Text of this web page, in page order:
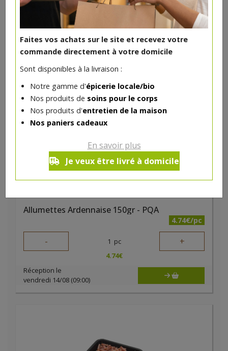
Faites vos achats sur le site et recevez votre
commande directement à votre domicile
Sont disponibles à la livraison :
Notre gamme d'épicerie locale/bio
Nos produits de soins pour le corps
Nos produits d'entretien de la maison
Nos paniers cadeaux
En savoir plus
Je veux être livré à domicile
Réception le
vendredi 14/08 (09:00)
DANS LA MÊME CATÉGORIE ...
Allumettes Ardennaise 150gr - PQA
4.74€/pc
- 1 pc +
4.74€
Réception le
vendredi 14/08 (09:00)